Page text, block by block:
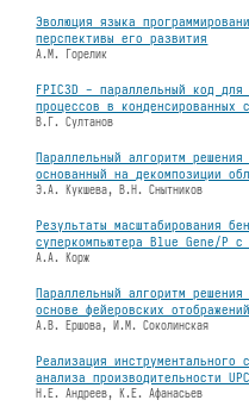
Эволюция языка
перспективы его развития
А.М. Горелик
FPIC3D - параллельный код для
процессов в конденсированных
В.Г. Султанов
Параллельный алгоритм
основанный на декомпозиции
Э.А. Кукшева, В.Н. Снытников
Результаты масштабирования
суперкомпьютера Blue Gene/P с
А.А. Корж
Параллельный алгоритм
основе фейеровских отображений
А.В. Ершова, И.М. Соколинская
Реализация инструментального
анализа производительности
Н.Е. Андреев, К.Е. Афанасьев